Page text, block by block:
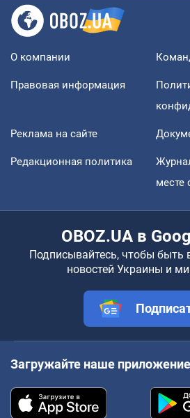
О компании
Правовая информация
Реклама на сайте
Редакционная политика
месте
OBOZ.UA в
Подписывайтесь, чтобы быть
новостей Украины и
Загружайте наше приложение